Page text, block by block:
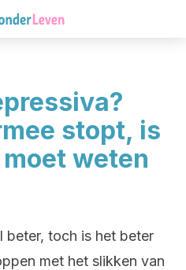
stopt, is
weten
beter, toch is het beter
met het slikken van